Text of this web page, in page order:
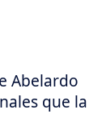
Abelardo
que la